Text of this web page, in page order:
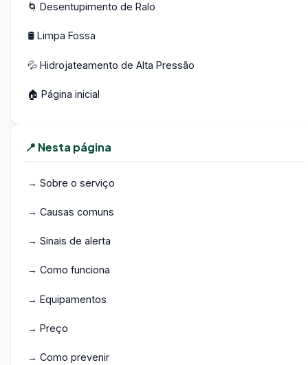
🌀 Desentupimento de Ralo
🛢️ Limpa Fossa
💦 Hidrojateamento de Alta Pressão
🏠 Página inicial
📍 Nesta página
→ Sobre o serviço
→ Causas comuns
→ Sinais de alerta
→ Como funciona
→ Equipamentos
→ Preço
→ Como prevenir